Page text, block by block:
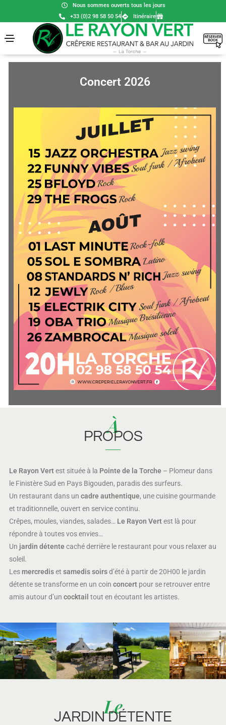
Nous sommes ouverts tous les jours
+33 (0)2 98 58 50 54
Itinéraire
Concert 2026
À
PROPOS
Le Rayon Vertest située à la Pointe de la Torche – Plomeur dans
le Finistère Sud en Pays Bigouden, paradis des surfeurs.
Un restaurant dans un cadre authentique, une cuisine gourmande
et traditionnelle, ouvert en service continu.
Crêpes, moules, viandes, salades… Le Rayon Vertest là pour
répondre à toutes vos envies…
Un jardin détente caché derrière le restaurant pour vous relaxer au
soleil.
Lesmercrediset samedis soirsd’été à partir de 20H00 le jardin
détente se transforme en un coin concertpour se retrouver entre
amis autour d’un cocktail tout en écoutant les artistes.
Le
JARDIN DÉTENTE